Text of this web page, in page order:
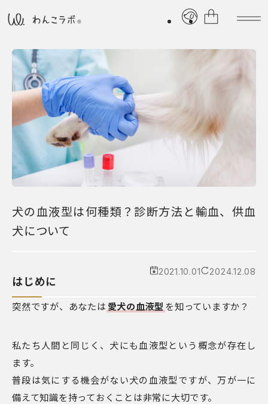
犬の血液型は何種類？診断方法と輸血、供血
犬について
2021.10.01 2024.12.08
はじめに
突然ですが、あなたは 愛犬の血液型 を知っていますか？
私たち人間と同じく、犬にも血液型という概念が存在し
ます。
普段は気にする機会がない犬の血液型ですが、万が一に
備えて知識を持っておくことは非常に大切です。